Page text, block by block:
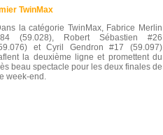
TwinMax
la catégorie TwinMax, Fabrice Merlin
(59.028), Robert Sébastien #26
et Cyril Gendron #17 (59.097)
la deuxième ligne et promettent du
beau spectacle pour les deux finales de
week-end.